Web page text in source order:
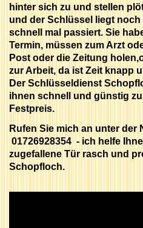
hinter sich zu und stellen
und der Schlüssel liegt
schnell mal passiert. Sie
Termin, müssen zum Arzt
Post oder die Zeitung
zur Arbeit, da ist Zeit knapp
Der Schlüsseldienst
ihnen schnell und günstig
Festpreis.
Rufen Sie mich an unter der
01726928354 - ich helfe
zugefallene Tür rasch und
Schopfloch.